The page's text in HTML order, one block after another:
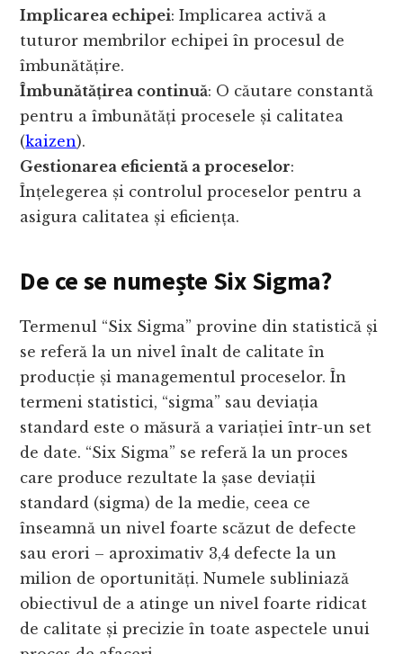
Implicarea echipei: Implicarea activă a
tuturor membrilor echipei în procesul de
îmbunătățire.
Îmbunătățirea continuă: O căutare constantă
pentru a îmbunătăți procesele și calitatea
(kaizen).
Gestionarea eficientă a proceselor:
Înțelegerea și controlul proceselor pentru a
asigura calitatea și eficiența.
De ce se numește Six Sigma?
Termenul “Six Sigma” provine din statistică și
se referă la un nivel înalt de calitate în
producție și managementul proceselor. În
termeni statistici, “sigma” sau deviația
standard este o măsură a variației într-un set
de date. “Six Sigma” se referă la un proces
care produce rezultate la șase deviații
standard (sigma) de la medie, ceea ce
înseamnă un nivel foarte scăzut de defecte
sau erori – aproximativ 3,4 defecte la un
milion de oportunități. Numele subliniază
obiectivul de a atinge un nivel foarte ridicat
de calitate și precizie în toate aspectele unui